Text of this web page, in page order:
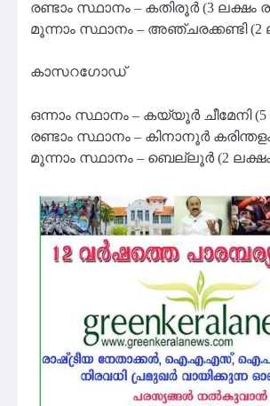
രണ്ടാം സ്ഥാനം – കതിരൂര്‍ (3 ലക്ഷം
മൂന്നാം സ്ഥാനം – അഞ്ചരക്കണ്ടി (2
കാസറഗോഡ്
ഒന്നാം സ്ഥാനം – കയ്യൂര്‍ ചീമേനി
രണ്ടാം സ്ഥാനം – കിനാനൂര്‍
മൂന്നാം സ്ഥാനം – ബെല്ലൂര്‍ (2